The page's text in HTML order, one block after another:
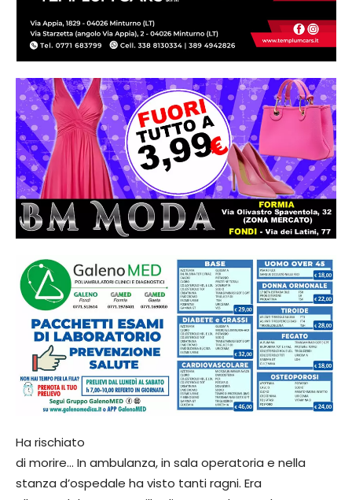
Ha rischiato
di morire… In ambulanza, in sala operatoria e nella
stanza d’ospedale ha visto tanti ragni. Era